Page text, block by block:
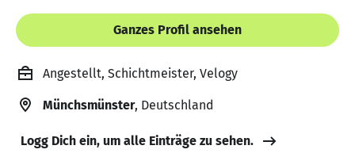
Ganzes Profil ansehen
Angestellt, Schichtmeister, Velogy
Münchsmünster, Deutschland
Logg Dich ein, um alle Einträge zu sehen.